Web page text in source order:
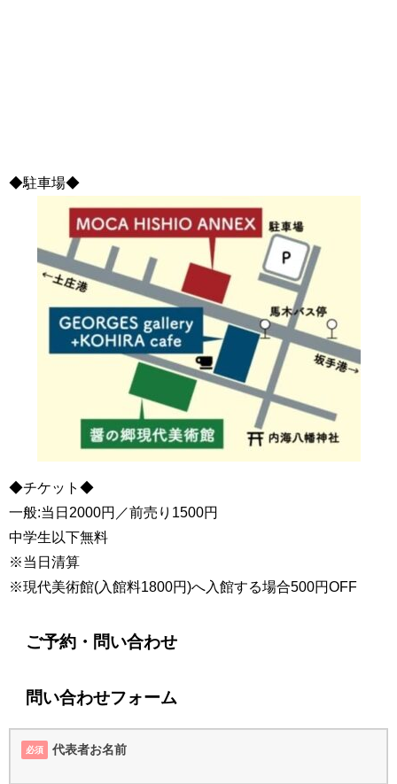
◆駐車場◆
◆チケット◆
一般:当日2000円／前売り1500円
中学生以下無料
※当日清算
※現代美術館(入館料1800円)へ入館する場合500円OFF
ご予約・問い合わせ
問い合わせフォーム
必須 代表者お名前